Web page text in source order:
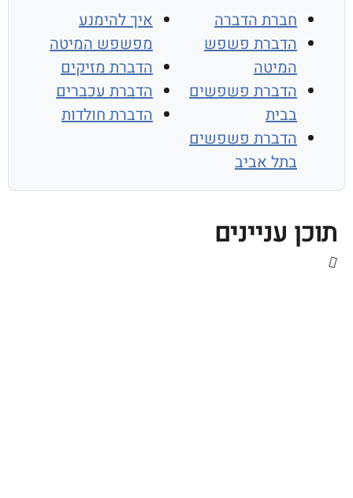
חברת הדברה
הדברת פשפש
הדברת פשפשים
הדברת פשפשים
בתל אביב
איך להימנע
מפשפש המיטה
הדברת מזיקים
הדברת עכברים
הדברת חולדות
עניינים